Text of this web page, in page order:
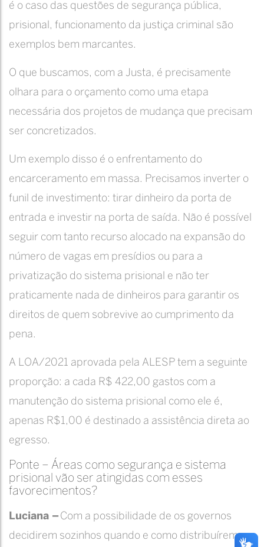
é o caso das questões de segurança pública,
prisional, funcionamento da justiça criminal são
exemplos bem marcantes.
O que buscamos, com a Justa, é precisamente
olhara para o orçamento como uma etapa
necessária dos projetos de mudança que precisam
ser concretizados.
Um exemplo disso é o enfrentamento do
encarceramento em massa. Precisamos inverter o
funil de investimento: tirar dinheiro da porta de
entrada e investir na porta de saída. Não é possível
seguir com tanto recurso alocado na expansão do
número de vagas em presídios ou para a
privatização do sistema prisional e não ter
praticamente nada de dinheiros para garantir os
direitos de quem sobrevive ao cumprimento da
pena.
A LOA/2021 aprovada pela ALESP tem a seguinte
proporção: a cada R$ 422,00 gastos com a
manutenção do sistema prisional como ele é,
apenas R$1,00 é destinado a assistência direta ao
egresso.
Ponte – Áreas como segurança e sistema
prisional vão ser atingidas com esses
favorecimentos?
Luciana –Com a possibilidade de os governos
decidirem sozinhos quando e como distribuírem os